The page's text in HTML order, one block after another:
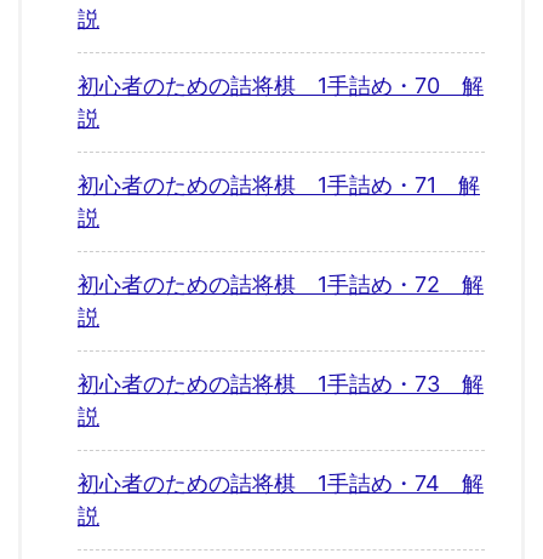
説
初心者のための詰将棋 1手詰め・70 解
説
初心者のための詰将棋 1手詰め・71 解
説
初心者のための詰将棋 1手詰め・72 解
説
初心者のための詰将棋 1手詰め・73 解
説
初心者のための詰将棋 1手詰め・74 解
説